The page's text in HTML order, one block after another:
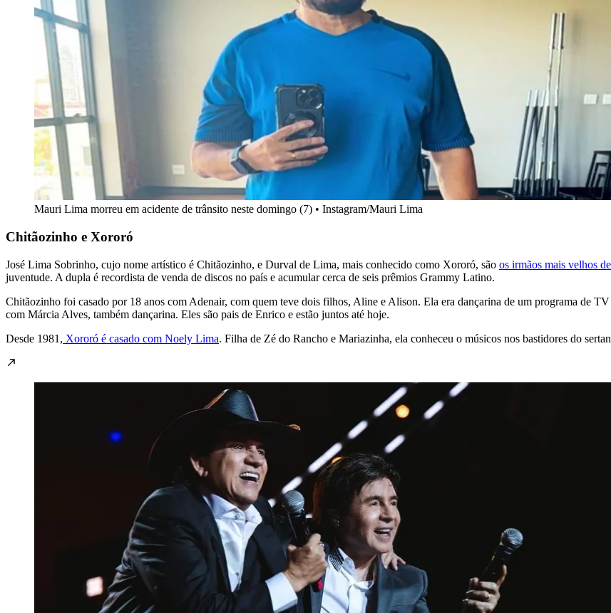
Mauri Lima morreu em acidente de trânsito neste domingo (7) • Instagram/Mauri Lima
Chitãozinho e Xororó
José Lima Sobrinho, cujo nome artístico é Chitãozinho, e Durval de Lima, mais conhecido como Xororó, são os irmãos mais velhos
juventude. A dupla é recordista de venda de discos no país e acumular cerca de seis prêmios Grammy Latino.
Chitãozinho foi casado por 18 anos com Adenair, com quem teve dois filhos, Aline e Alison. Ela era dançarina de um programa de
com Márcia Alves, também dançarina. Eles são pais de Enrico e estão juntos até hoje.
Desde 1981, Xororó é casado com Noely Lima. Filha de Zé do Rancho e Mariazinha, ela conheceu o músicos nos bastidores do